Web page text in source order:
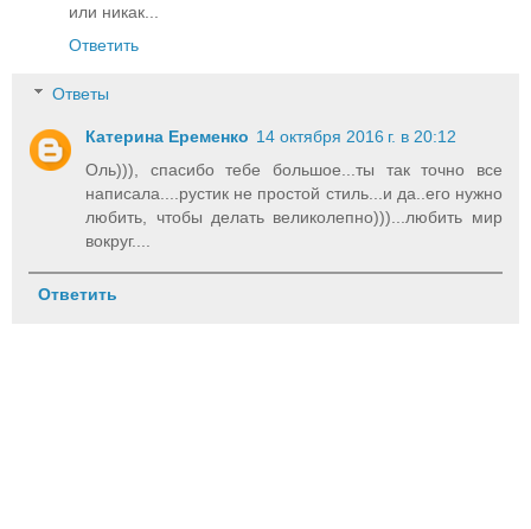
или никак...
Ответить
Ответы
Катерина Еременко 14 октября 2016 г. в 20:12
Оль))), спасибо тебе большое...ты так точно все
написала....рустик не простой стиль...и да..его нужно
любить, чтобы делать великолепно)))...любить мир
вокруг....
Ответить